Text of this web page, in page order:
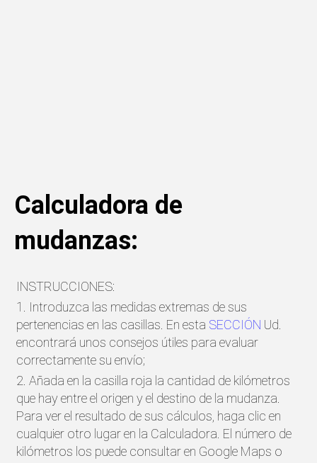
Calculadora de
mudanzas:
INSTRUCCIONES:
1. Introduzca las medidas extremas de sus
pertenencias en las casillas. En esta SECCIÓN Ud.
encontrará unos consejos útiles para evaluar
correctamente su envío;
2. Añada en la casilla roja la cantidad de kilómetros
que hay entre el origen y el destino de la mudanza.
Para ver el resultado de sus cálculos, haga clic en
cualquier otro lugar en la Calculadora. El número de
kilómetros los puede consultar en Google Maps o